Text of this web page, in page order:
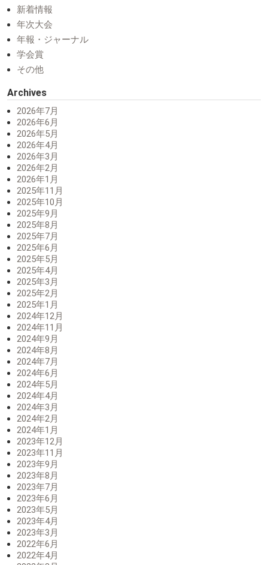
新着情報
年次大会
年報・ジャーナル
学会賞
その他
Archives
2026年7月
2026年6月
2026年5月
2026年4月
2026年3月
2026年2月
2026年1月
2025年11月
2025年10月
2025年9月
2025年8月
2025年7月
2025年6月
2025年5月
2025年4月
2025年3月
2025年2月
2025年1月
2024年12月
2024年11月
2024年9月
2024年8月
2024年7月
2024年6月
2024年5月
2024年4月
2024年3月
2024年2月
2024年1月
2023年12月
2023年11月
2023年9月
2023年8月
2023年7月
2023年6月
2023年5月
2023年4月
2023年3月
2022年6月
2022年4月